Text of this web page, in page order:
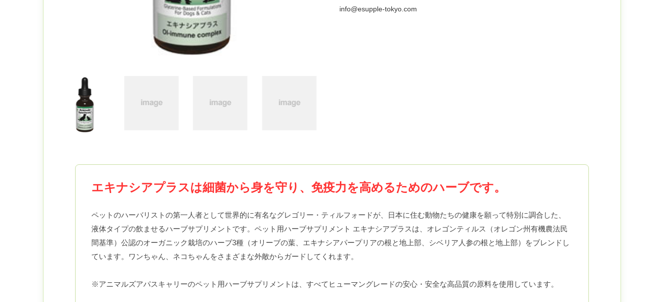
info@esupple-tokyo.com
エキナシアプラスは細菌から身を守り、免疫力を高めるためのハーブです。
ペットのハーバリストの第一人者として世界的に有名なグレゴリー・ティルフォードが、日本に住む動物たちの健康を願って特別に調合した、
液体タイプの飲ませるハーブサプリメントです。ペット用ハーブサプリメント エキナシアプラスは、オレゴンティルス（オレゴン州有機農法民
間基準）公認のオーガニック栽培のハーブ3種（オリーブの葉、エキナシアパープリアの根と地上部、シベリア人参の根と地上部）をブレンドし
ています。ワンちゃん、ネコちゃんをさまざまな外敵からガードしてくれます。
※アニマルズアパスキャリーのペット用ハーブサプリメントは、すべてヒューマングレードの安心・安全な高品質の原料を使用しています。